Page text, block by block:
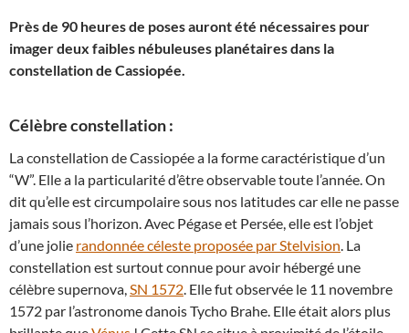
Près de 90 heures de poses auront été nécessaires pour
imager deux faibles nébuleuses planétaires dans la
constellation de Cassiopée.
Célèbre constellation :
La constellation de Cassiopée a la forme caractéristique d’un
“W”. Elle a la particularité d’être observable toute l’année. On
dit qu’elle est circumpolaire sous nos latitudes car elle ne passe
jamais sous l’horizon. Avec Pégase et Persée, elle est l’objet
d’une jolie randonnée céleste proposée par Stelvision. La
constellation est surtout connue pour avoir hébergé une
célèbre supernova,SN 1572. Elle fut observée le 11 novembre
1572 par l’astronome danois Tycho Brahe. Elle était alors plus